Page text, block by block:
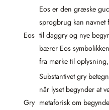
Eos
Eos er den græske
sprogbrug kan navnet
til daggry og nye
bærer Eos
fra mørke til
Gry
Substantivet gry
når lyset begynder at
metaforisk om